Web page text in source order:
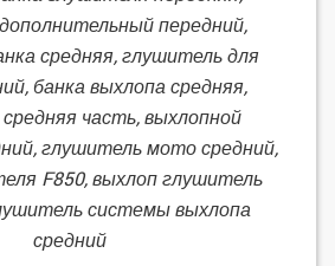
передний,
средняя, глушитель для
банка выхлопа средняя,
часть, выхлопной
глушитель мото средний,
F850, выхлоп глушитель
системы выхлопа
средний